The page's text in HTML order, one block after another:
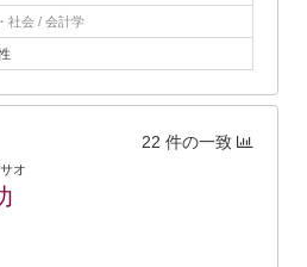
社会 / 会計学
22 件の一致
オ